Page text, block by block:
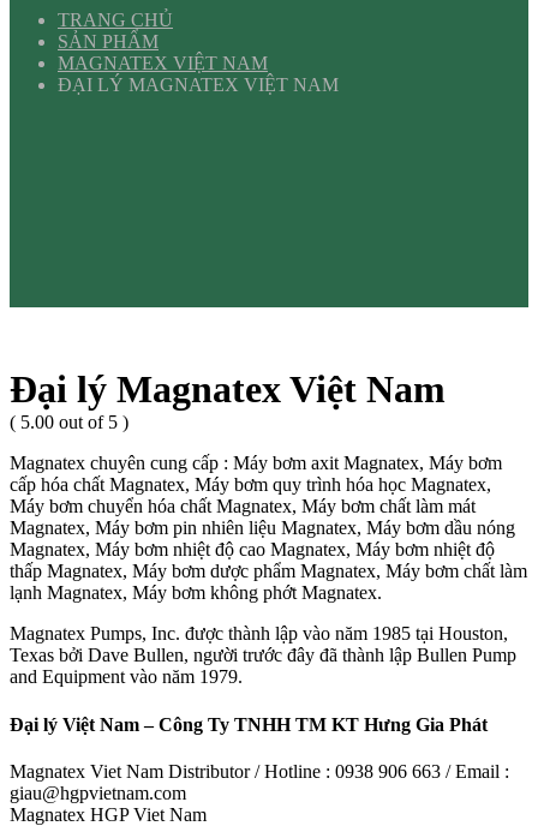
TRANG CHỦ
SẢN PHẨM
MAGNATEX VIỆT NAM
ĐẠI LÝ MAGNATEX VIỆT NAM
Đại lý Magnatex Việt Nam
( 5.00 out of 5 )
Magnatex chuyên cung cấp : Máy bơm axit Magnatex, Máy bơm
cấp hóa chất Magnatex, Máy bơm quy trình hóa học Magnatex,
Máy bơm chuyển hóa chất Magnatex, Máy bơm chất làm mát
Magnatex, Máy bơm pin nhiên liệu Magnatex, Máy bơm dầu nóng
Magnatex, Máy bơm nhiệt độ cao Magnatex, Máy bơm nhiệt độ
thấp Magnatex, Máy bơm dược phẩm Magnatex, Máy bơm chất làm
lạnh Magnatex, Máy bơm không phớt Magnatex.
Magnatex Pumps, Inc. được thành lập vào năm 1985 tại Houston,
Texas bởi Dave Bullen, người trước đây đã thành lập Bullen Pump
and Equipment vào năm 1979.
Đại lý Việt Nam – Công Ty TNHH TM KT Hưng Gia Phát
Magnatex Viet Nam Distributor / Hotline : 0938 906 663 / Email :
giau@hgpvietnam.com
Magnatex HGP Viet Nam